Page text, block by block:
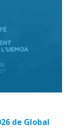
de Global